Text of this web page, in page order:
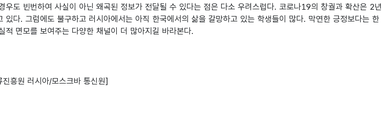
우도 빈번하여 사실이 아닌 왜곡된 정보가 전달될 수 있다는 점은 다소 우려스럽다. 코로나19의 창궐과 확산은 2년
있다. 그럼에도 불구하고 러시아에서는 아직 한국에서의 삶을 갈망하고 있는 학생들이 많다. 막연한 긍정보다는 한
적 면모를 보여주는 다양한 채널이 더 많아지길 바라본다.
흥원 러시아/모스크바 통신원]